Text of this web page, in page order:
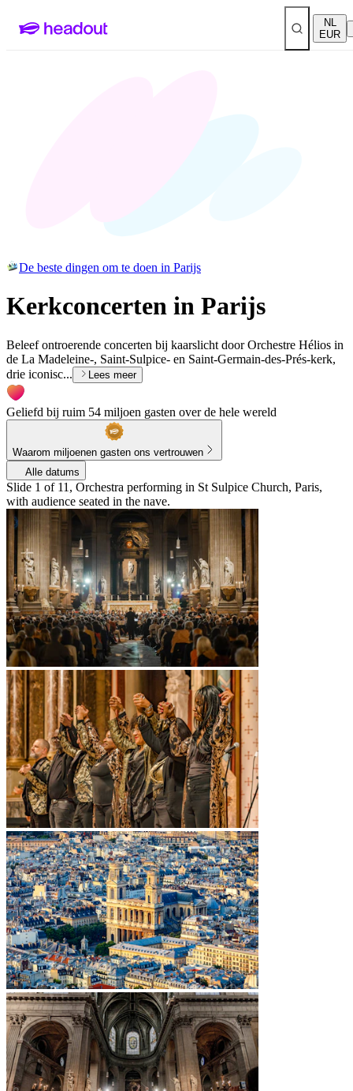
NL
EUR
De beste dingen om te doen in Parijs
Kerkconcerten in Parijs
Beleef ontroerende concerten bij kaarslicht door Orchestre Hélios in
de La Madeleine-, Saint-Sulpice- en Saint-Germain-des-Prés-kerk,
drie iconisc...
Lees meer
Geliefd bij ruim 54 miljoen gasten over de hele wereld
Waarom miljoenen gasten ons vertrouwen
Alle datums
Slide 1 of 11, Orchestra performing in St Sulpice Church, Paris,
with audience seated in the nave.